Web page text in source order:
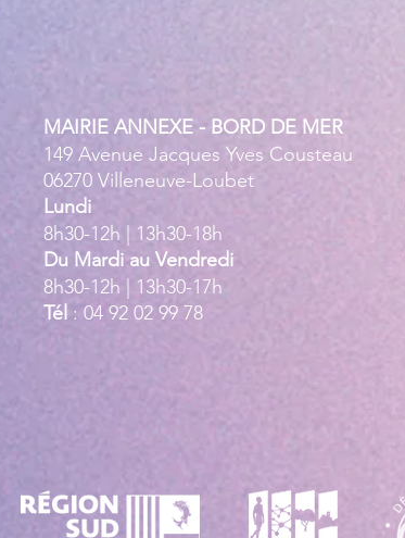
MAIRIE ANNEXE - BORD DE MER
149 Avenue Jacques Yves Cousteau
06270 Villeneuve-Loubet
Lundi
8h30-12h | 13h30-18h
Du Mardi au Vendredi
8h30-12h | 13h30-17h
Tél : 04 92 02 99 78